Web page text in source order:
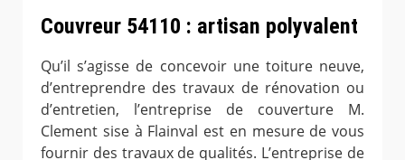
Couvreur 54110 : artisan polyvalent
Qu’il s’agisse de concevoir une toiture neuve,
d’entreprendre des travaux de rénovation ou
d’entretien, l’entreprise de couverture M.
Clement sise à Flainval est en mesure de vous
fournir des travaux de qualités. L’entreprise de